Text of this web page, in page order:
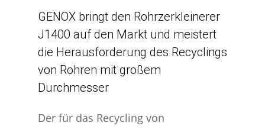
GENOX bringt den Rohrzerkleinerer
J1400 auf den Markt und meistert
die Herausforderung des Recyclings
von Rohren mit großem
Durchmesser
Der für das Recycling von